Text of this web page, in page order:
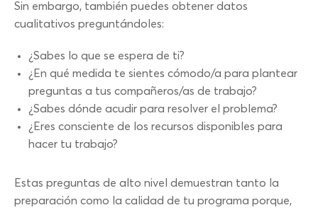
Sin embargo, también puedes obtener datos
cualitativos preguntándoles:
¿Sabes lo que se espera de ti?
¿En qué medida te sientes cómodo/a para plantear
preguntas a tus compañeros/as de trabajo?
¿Sabes dónde acudir para resolver el problema?
¿Eres consciente de los recursos disponibles para
hacer tu trabajo?
Estas preguntas de alto nivel demuestran tanto la
preparación como la calidad de tu programa porque,